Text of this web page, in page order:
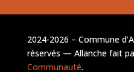
2024-2026 – Commune
réservés — Allanche fait
Communauté.